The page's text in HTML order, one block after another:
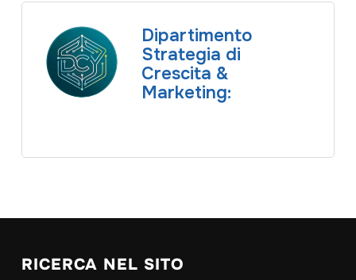
Dipartimento
Strategia di
Crescita &
Marketing:
RICERCA NEL SITO